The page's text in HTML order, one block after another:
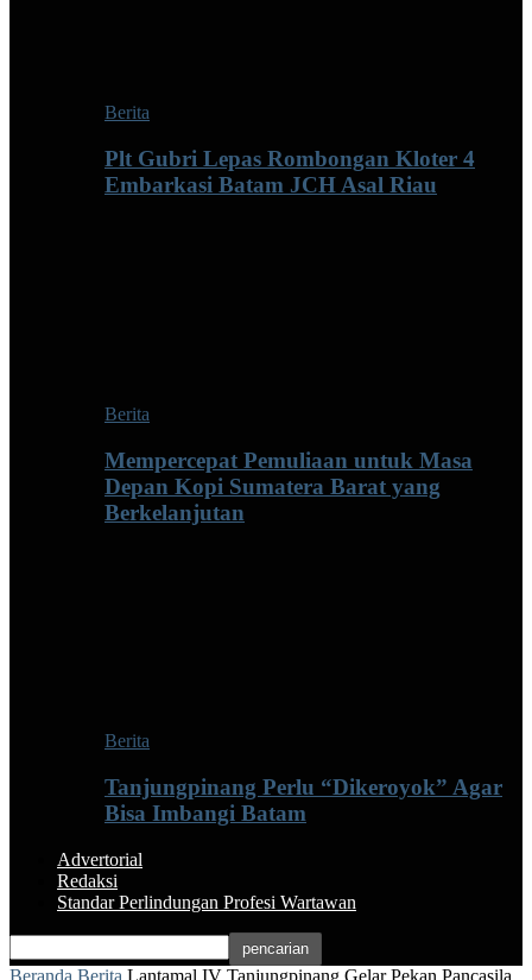
Berita
Plt Gubri Lepas Rombongan Kloter 4
Embarkasi Batam JCH Asal Riau
Berita
Mempercepat Pemuliaan untuk Masa
Depan Kopi Sumatera Barat yang
Berkelanjutan
Berita
Tanjungpinang Perlu “Dikeroyok” Agar
Bisa Imbangi Batam
Advertorial
Redaksi
Standar Perlindungan Profesi Wartawan
Beranda Berita Lantamal IV Tanjungpinang Gelar Pekan Pancasila